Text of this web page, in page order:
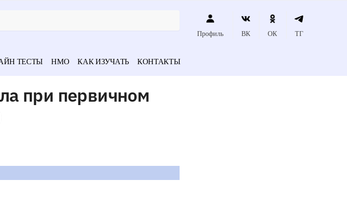
Профиль ВК ОК ТГ
ТЕСТЫ НМО КАК ИЗУЧАТЬ КОНТАКТЫ
при первичном